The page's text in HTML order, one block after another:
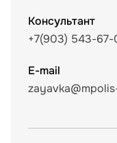
Консультант
+7(903) 543-67-
E-mail